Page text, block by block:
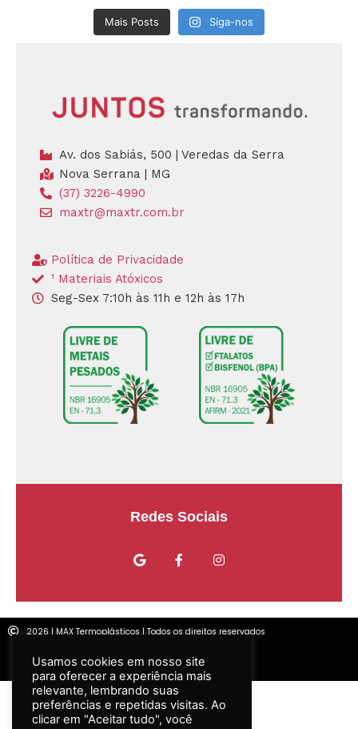
Mais Posts Siga-nos
Av. dos Sabiás, 500 | Veredas da Serra
Nova Serrana | MG
(37) 3226-4990
maxtr@maxtr.com.br
Política de Privacidade
¹ Materiais Atóxicos
Seg-Sex 7:10h às 11h e 12h às 17h
Redes Sociais
2026 | MAX Termoplásticos | Todos os direitos reservados
para oferecer a experiência mais
preferências e repetidas visitas. Ao
cookies. No entanto, você pode
controlado.
Configurar ACEITAR TODOS